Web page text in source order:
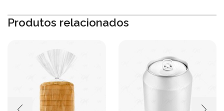
Produtos relacionados